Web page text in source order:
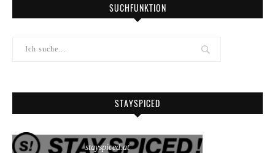
SUCHFUNKTION
STAYSPICED
stayspiced.at